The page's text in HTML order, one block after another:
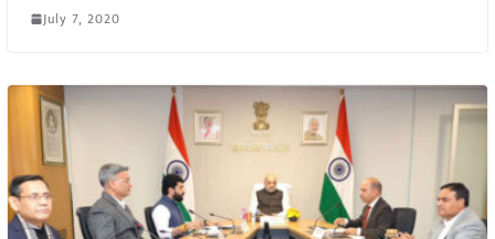
July 7, 2020